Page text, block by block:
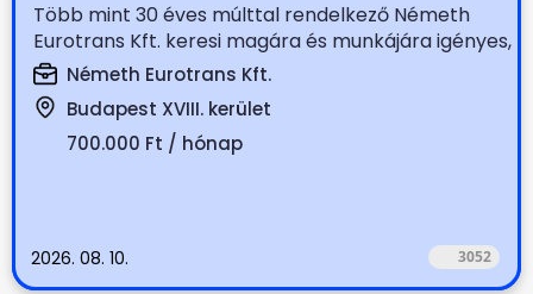
Több mint 30 éves múlttal rendelkező Németh
Eurotrans Kft. keresi magára és munkájára igényes,
tapasztalt...
Németh Eurotrans Kft.
Budapest XVIII. kerület
700.000 Ft / hónap
2026. 08. 10. 3052